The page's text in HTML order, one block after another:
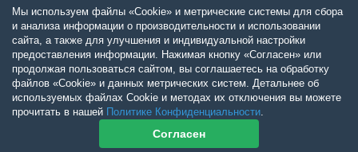
Мы используем файлы «Cookie» и метрические системы для сбора
и анализа информации о производительности и использовании
сайта, а также для улучшения и индивидуальной настройки
предоставления информации. Нажимая кнопку «Согласен» или
продолжая пользоваться сайтом, вы соглашаетесь на обработку
файлов «Cookie» и данных метрических систем. Детальнее об
используемых файлах Cookie и методах их отключения вы можете
прочитать в нашей Политике Конфиденциальности.
Согласен